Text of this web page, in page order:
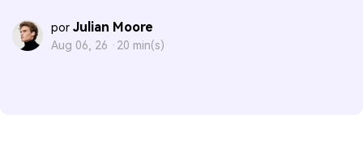
por Julian Moore
Aug 06, 26 · 20 min(s)